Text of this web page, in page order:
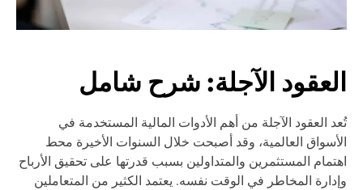
الآجلة: شرح شامل
العقود الآجلة من أهم الأدوات المالية المستخدمة في
العالمية، وقد أصبحت خلال السنوات الأخيرة محط
المستثمرين والمتداولين بسبب قدرتها على تحقيق الأرباح
المخاطر في الوقت نفسه. يعتمد الكثير من المتعاملين